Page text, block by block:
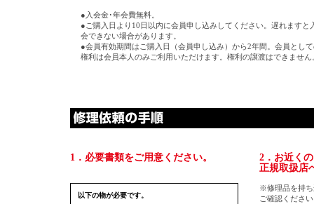
●入会金･年会費無料。
●ご購入日より10日以内に会員申し込みしてください。遅れますと
会できない場合があります。
●会員有効期間はご購入日（会員申し込み）から2年間。会員とし
権利は会員本人のみご利用いただけます。権利の譲渡はできません
1．必要書類をご用意ください。
以下の物が必要です。
2．お近く
正規取扱店
※修理品を持ち
ご確認くださ